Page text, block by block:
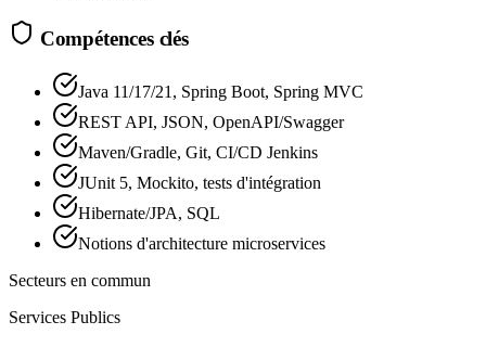
Compétences clés
Java 11/17/21, Spring Boot, Spring MVC
REST API, JSON, OpenAPI/Swagger
Maven/Gradle, Git, CI/CD Jenkins
JUnit 5, Mockito, tests d'intégration
Hibernate/JPA, SQL
Notions d'architecture microservices
Secteurs en commun
Services Publics